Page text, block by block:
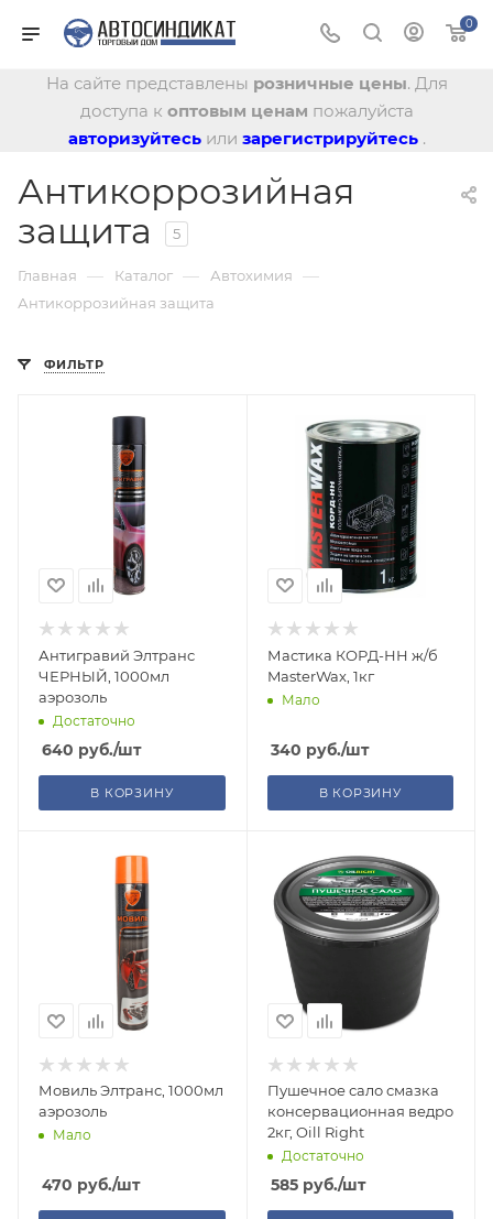
0
На сайте представлены розничные цены. Для
доступа к оптовым ценам пожалуйста
авторизуйтесь или зарегистрируйтесь .
Антикоррозийная
защита
5
Главная — Каталог — Автохимия —
Антикоррозийная защита
ФИЛЬТР
Антигравий Элтранс
ЧЕРНЫЙ, 1000мл
аэрозоль
Достаточно
640 руб./шт
В КОРЗИНУ
Мастика КОРД-НН ж/б
MasterWax, 1кг
Мало
340 руб./шт
В КОРЗИНУ
Мовиль Элтранс, 1000мл
аэрозоль
Мало
470 руб./шт
Пушечное сало смазка
консервационная ведро
2кг, Oill Right
Достаточно
585руб./шт